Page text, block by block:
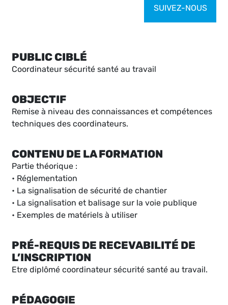
SUIVEZ-NOUS
PUBLIC CIBLÉ
Coordinateur sécurité santé au travail
OBJECTIF
Remise à niveau des connaissances et compétences
techniques des coordinateurs.
CONTENU DE LA FORMATION
Partie théorique :
• Réglementation
• La signalisation de sécurité de chantier
• La signalisation et balisage sur la voie publique
• Exemples de matériels à utiliser
PRÉ-REQUIS DE RECEVABILITÉ DE
L’INSCRIPTION
Etre diplômé coordinateur sécurité santé au travail.
PÉDAGOGIE